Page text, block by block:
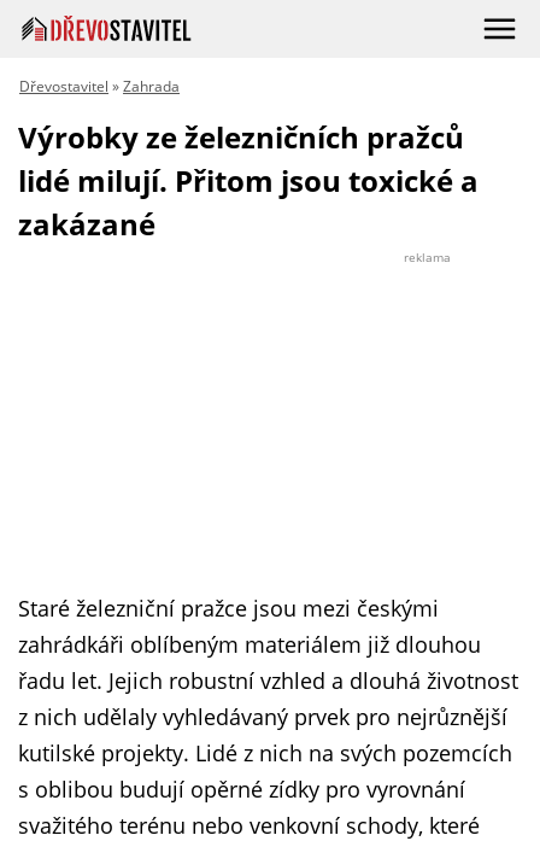
Dřevostavitel »Zahrada
Výrobky ze železničních pražců
lidé milují. Přitom jsou toxické a
zakázané
reklama
Staré železniční pražce jsou mezi českými
zahrádkáři oblíbeným materiálem již dlouhou
řadu let. Jejich robustní vzhled a dlouhá životnost
z nich udělaly vyhledávaný prvek pro nejrůznější
kutilské projekty. Lidé z nich na svých pozemcích
s oblibou budují opěrné zídky pro vyrovnání
svažitého terénu nebo venkovní schody, které